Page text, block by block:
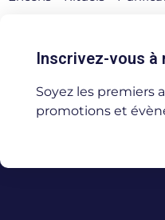
Inscrivez-vous à
Soyez les premiers
promotions et